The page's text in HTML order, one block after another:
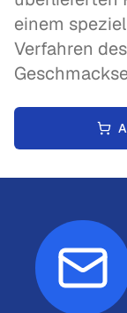
einem
Verfahren